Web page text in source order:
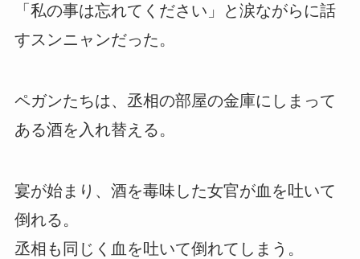
「私の事は忘れてください」と涙ながらに話
すスンニャンだった。
ペガンたちは、丞相の部屋の金庫にしまって
ある酒を入れ替える。
宴が始まり、酒を毒味した女官が血を吐いて
倒れる。
丞相も同じく血を吐いて倒れてしまう。